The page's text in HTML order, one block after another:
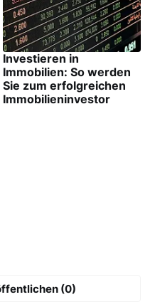
Investieren in
Immobilien: So werden
Sie zum erfolgreichen
Immobilieninvestor
(0)